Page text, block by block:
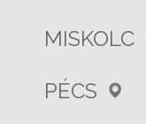
MISKOLC
PÉCS